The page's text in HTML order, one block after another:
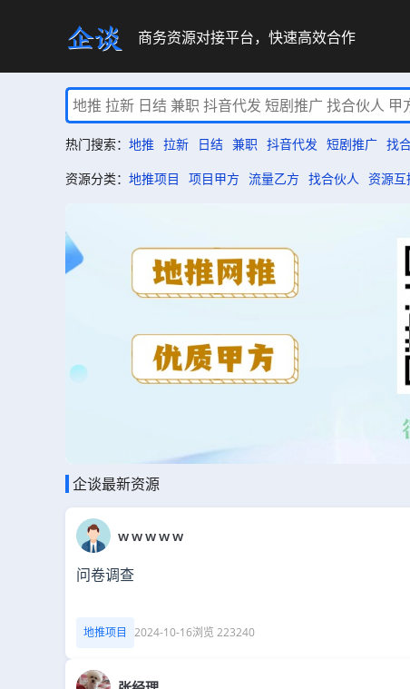
商务资源对接平台，快速高效合作
热门搜索： 地推 拉新 日结 兼职 抖音代发 短剧推广 找
资源分类： 地推项目 项目甲方 流量乙方 找合伙人 资源互
企谈最新资源
w w w w w
问卷调查
地推项目 2024-10-16浏览 223240